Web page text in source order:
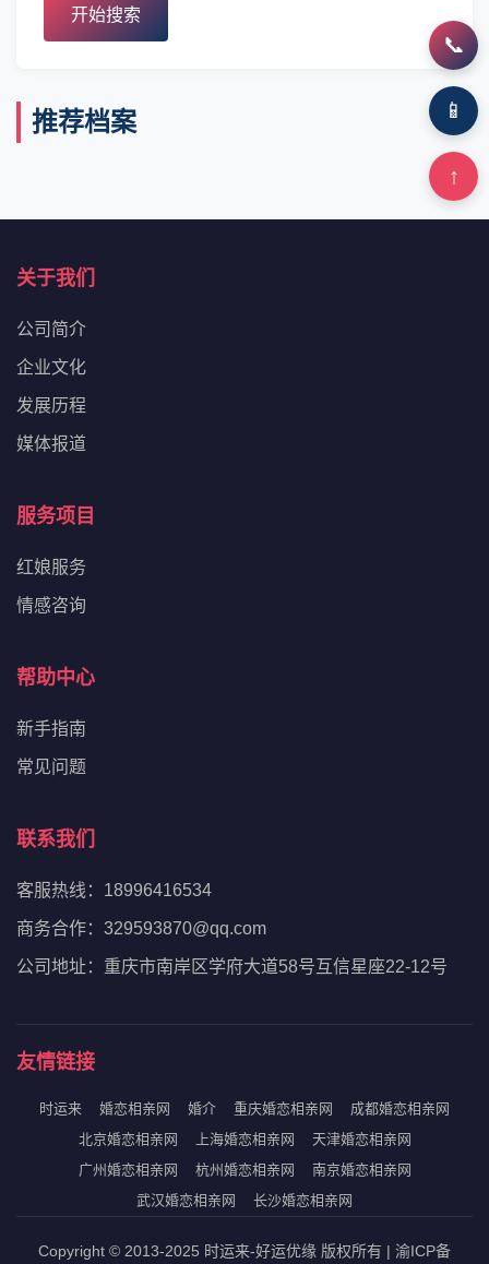
开始搜索
推荐档案
📞
📱
↑
关于我们
公司简介
企业文化
发展历程
媒体报道
服务项目
红娘服务
情感咨询
帮助中心
新手指南
常见问题
联系我们
客服热线：18996416534
商务合作：329593870@qq.com
公司地址：重庆市南岸区学府大道58号互信星座22-12号
友情链接
时运来 婚恋相亲网 婚介 重庆婚恋相亲网
成都婚恋相亲网
北京婚恋相亲网
上海婚恋相亲网
天津婚恋相亲网
广州婚恋相亲网
杭州婚恋相亲网
南京婚恋相亲网
武汉婚恋相亲网
长沙婚恋相亲网
Copyright © 2013-2025 时运来-好运优缘 版权所有 | 渝ICP备